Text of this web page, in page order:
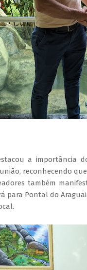
a importância
reconhecendo
também
para Pontal do